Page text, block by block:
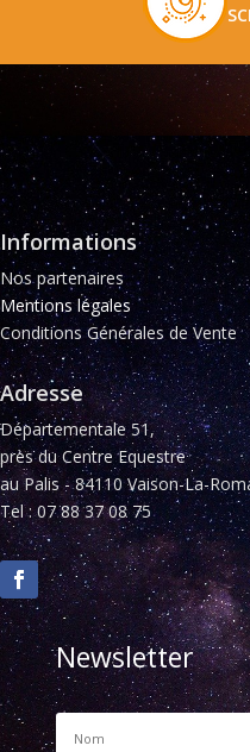
Informations
Nos partenaires
Mentions légales
Conditions Générales de Vente
Adresse
Départementale 51,
près du Centre Equestre
au Palis - 84110 Vaison-La-
Tel : 07 88 37 08 75
Newsletter